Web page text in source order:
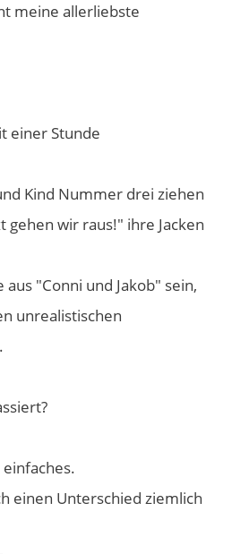
meine allerliebste
einer Stunde
Kind Nummer drei ziehen
gehen wir raus!" ihre Jacken
aus "Conni und Jakob" sein,
unrealistischen
einen Unterschied ziemlich